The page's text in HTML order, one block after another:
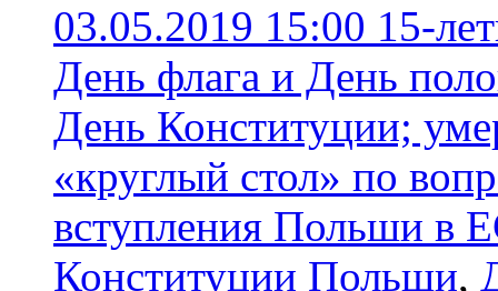
03.05.2019 15:00 15-
День флага и День
День Конституции;
«круглый стол» по
вступления Польши в
Конституции Польши,